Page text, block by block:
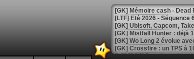
[LTF] Eté 2026 - Séquence
[GK] Mistfall Hunter : déjà
[GK] Wo Long 2 évolue
[GK] Crossfire : un TPS à
[LS] [PS5] Premiers